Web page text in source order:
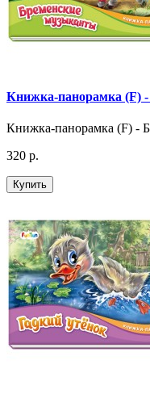
Книжка-панорамка (F)
Книжка-панорамка (F) -
320 р.
Купить